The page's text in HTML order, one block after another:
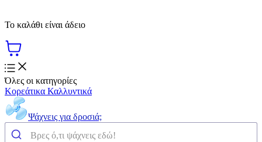
Το καλάθι είναι άδειο
Όλες οι κατηγορίες
Κορεάτικα Καλλυντικά
Ψάχνεις για δροσιά;